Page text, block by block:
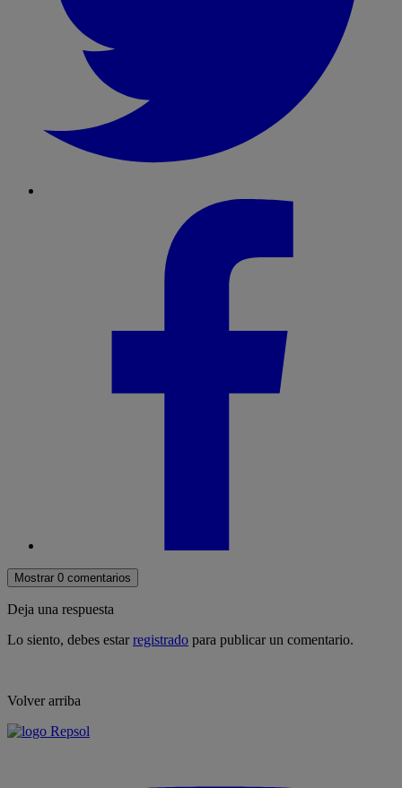
Mostrar 0 comentarios
Deja una respuesta
Lo siento, debes estarregistrado para publicar un comentario.
Volver arriba